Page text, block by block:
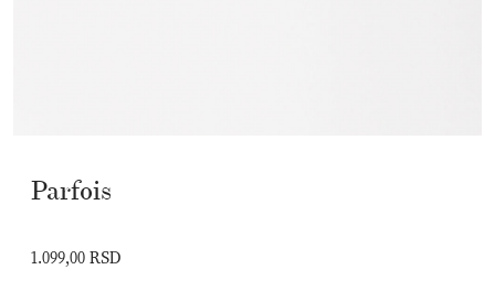
Parfois
1.099,00 RSD